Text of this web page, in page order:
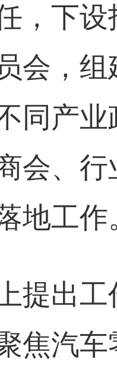
，下
会，
同产
会、
地工作
出工
焦汽